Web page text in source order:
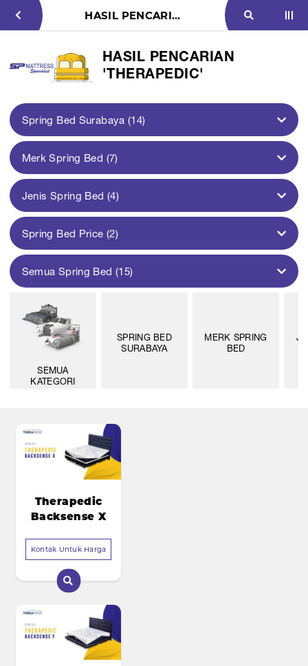
HASIL PENCARIAN 'Therapedic'
HASIL PENCARIAN
'THERAPEDIC'
Spring Bed Surabaya (14)
Merk Spring Bed (7)
Jenis Spring Bed (4)
Spring Bed Price (2)
Semua Spring Bed (15)
SEMUA
KATEGORI
SPRING BED
SURABAYA
MERK SPRING
BED
Therapedic
Backsense X
Kontak Untuk Harga